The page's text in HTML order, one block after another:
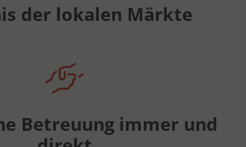
der lokalen Märkte
Betreuung immer und